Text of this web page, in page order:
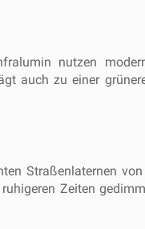
nutzen
auch zu einer
Straßenlaternen
Zeiten